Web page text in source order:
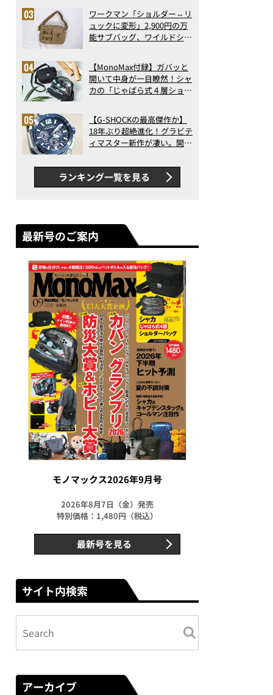
アの実力
ワークマン「ショルダー⇔リ
ュックに変形」2,900円の万
能サブバッグ、ワイルドシン
記事ランキングベスト3】
（2026年6月版）
【MonoMax付録】ガバッと
開いて中身が一目瞭然！シャ
カの「じゃばら式４層ショル
った！
【G-SHOCKの最高傑作か】
18年ぶり超絶進化！グラビテ
ィマスター新作が凄い。開発
新ムーブメントの衝撃
ランキング一覧を見る
最新号のご案内
モノマックス2026年9月号
2026年8月7日（金）発売
特別価格：1,480円（税込）
最新号を見る
サイト内検索
アーカイブ